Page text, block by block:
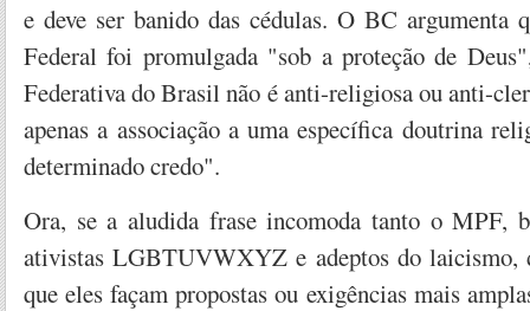
e deve ser banido das cédulas. O BC argumenta
Federal foi promulgada "sob a proteção de
Federativa do Brasil não é anti-religiosa ou anti-
apenas a associação a uma específica doutrina
determinado credo".
Ora, se a aludida frase incomoda tanto o MPF,
ativistas LGBTUVWXYZ e adeptos do laicismo,
que eles façam propostas ou exigências mais